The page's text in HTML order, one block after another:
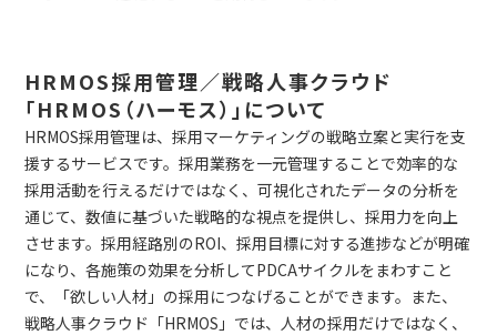
HRMOS採用管理／戦略人事クラウド
「HRMOS（ハーモス）」について
HRMOS採用管理は、採用マーケティングの戦略立案と実行を支
援するサービスです。採用業務を一元管理することで効率的な
採用活動を行えるだけではなく、可視化されたデータの分析を
通じて、数値に基づいた戦略的な視点を提供し、採用力を向上
させます。採用経路別のROI、採用目標に対する進捗などが明確
になり、各施策の効果を分析してPDCAサイクルをまわすこと
で、「欲しい人材」の採用につなげることができます。また、
戦略人事クラウド「HRMOS」では、人材の採用だけではなく、